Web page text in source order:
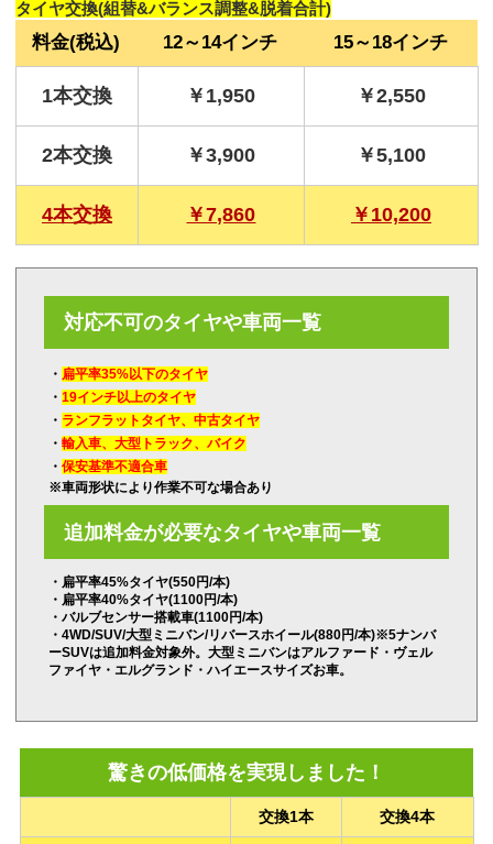
タイヤ交換(組替&バランス調整&脱着合計)
料金(税込) 12～14インチ 15～18インチ
1本交換 ￥1,950 ￥2,550
2本交換 ￥3,900 ￥5,100
4本交換 ￥7,860 ￥10,200
対応不可のタイヤや車両一覧
・ 扁平率35%以下のタイヤ
・ 19インチ以上のタイヤ
・ ランフラットタイヤ、中古タイヤ
・ 輸入車、大型トラック、バイク
・ 保安基準不適合車
※車両形状により作業不可な場合あり
追加料金が必要なタイヤや車両一覧
・扁平率45%タイヤ(550円/本)
・扁平率40%タイヤ(1100円/本)
・バルブセンサー搭載車(1100円/本)
・ 4WD/SUV/大型ミニバン/リバースホイール(880円/本)※5ナンバ
ーSUVは追加料金対象外。大型ミニバンはアルファード・ヴェル
ファイヤ・エルグランド・ハイエースサイズお車。
驚きの低価格を実現しました！
交換1本 交換4本